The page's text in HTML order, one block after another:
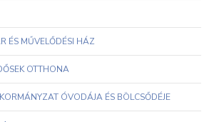
ÉS MŰVELŐDÉSI HÁZ
OTTHONA
ÓVODÁJA ÉS BÖLCSŐDÉJE